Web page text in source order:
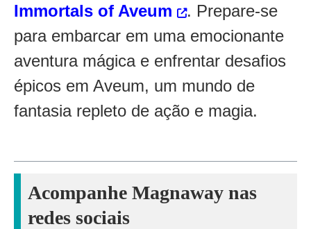
Immortals of Aveum
. Prepare-se
para embarcar em uma emocionante
aventura mágica e enfrentar desafios
épicos em Aveum, um mundo de
fantasia repleto de ação e magia.
Acompanhe Magnaway nas
redes sociais